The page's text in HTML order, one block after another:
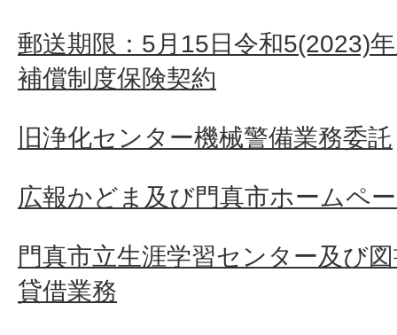
郵送期限：5月15日令和5(2023)
補償制度保険契約
旧浄化センター機械警備業務委託
広報かどま及び門真市ホームペ
門真市立生涯学習センター及び
貸借業務